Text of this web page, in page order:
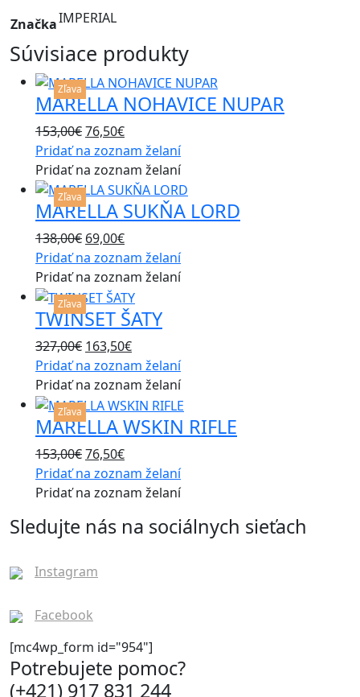
ZnačkaIMPERIAL
Súvisiace produkty
This
product
has
multiple
variants.
The
options
may
be
chosen
on
the
product
page
MARELLA NOHAVICE NUPAR
153,00€Original
price
was:
153,00€.
76,50€Current
price
is:
76,50€.
Zľava
Pridať na zoznam želaní
Pridať na zoznam želaní
This
product
has
multiple
variants.
The
options
may
be
chosen
on
the
product
page
MARELLA SUKŇA LORD
138,00€ Original
price
was:
138,00€.
69,00€Current
price
is:
69,00€.
Zľava
Pridať na zoznam želaní
Pridať na zoznam želaní
This
product
has
multiple
variants.
The
options
may
be
chosen
on
product
TWINSET ŠATY
327,00€ Original
price
was:
327,00€.
163,50€Current
price
is:
163,50€.
Zľava
Pridať na zoznam želaní
Pridať na zoznam želaní
This
product
has
multiple
variants.
The
options
may
chosen
the
page
MARELLA WSKIN RIFLE
153,00€Original
price
was:
76,50€Current
price
is:
Zľava
Pridať na zoznam želaní
Pridať na zoznam želaní
Sledujte nás na sociálnych sieťach
Instagram
Facebook
[mc4wp_form id="954"]
Potrebujete pomoc?
(+421) 917 831 244